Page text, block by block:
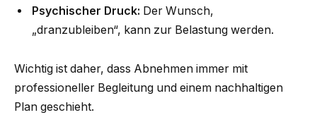
Psychischer Druck: Der Wunsch,
„dranzubleiben“, kann zur Belastung werden.
Wichtig ist daher, dass Abnehmen immer mit
professioneller Begleitung und einem nachhaltigen
Plan geschieht.